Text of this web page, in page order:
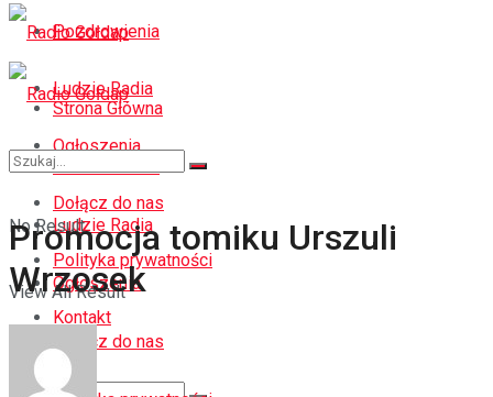
Pozdrowienia
Ludzie Radia
Ogłoszenia
Dołącz do nas
Polityka prywatności
Kontakt
Strona Główna
Pozdrowienia
Ludzie Radia
Ogłoszenia
Dołącz do nas
No Result
View All Result
Promocja tomiku Urszuli
Wrzosek